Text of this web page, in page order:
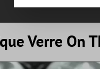
Verre On